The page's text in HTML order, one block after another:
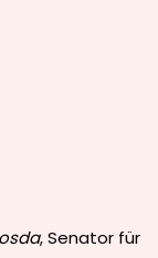
, Senator für